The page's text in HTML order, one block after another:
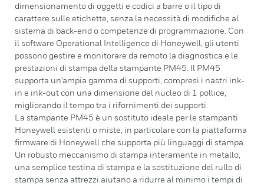
dimensionamento di oggetti e codici a barre o il tipo di
carattere sulle etichette, senza la necessità di modifiche al
sistema di back-end o competenze di programmazione. Con
il software Operational Intelligence di Honeywell, gli utenti
possono gestire e monitorare da remoto la diagnostica e le
prestazioni di stampa della stampante PM45. Il PM45
supporta un'ampia gamma di supporti, compresi i nastri ink-
in e ink-out con una dimensione del nucleo di 1 pollice,
migliorando il tempo tra i rifornimenti dei supporti.
La stampante PM45 è un sostituto ideale per le stampanti
Honeywell esistenti o miste, in particolare con la piattaforma
firmware di Honeywell che supporta più linguaggi di stampa.
Un robusto meccanismo di stampa interamente in metallo,
una semplice testina di stampa e la sostituzione del rullo di
stampa senza attrezzi aiutano a ridurre al minimo i tempi di